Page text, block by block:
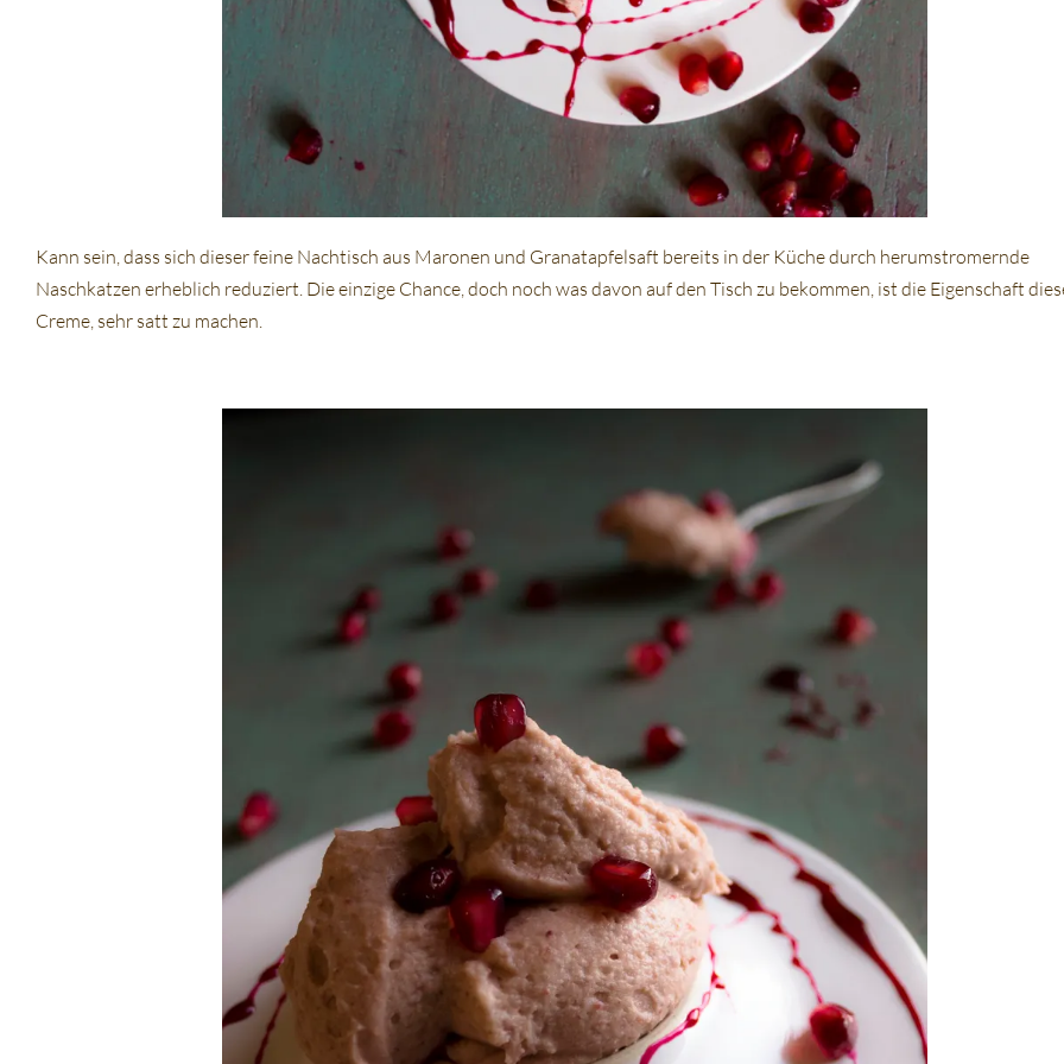
Kann sein, dass sich dieser feine Nachtisch aus Maronen und Granatapfelsaft bereits in der Küche durch herumstromernde
Naschkatzen erheblich reduziert. Die einzige Chance, doch noch was davon auf den Tisch zu bekommen, ist die Eigenschaft
Creme, sehr satt zu machen.